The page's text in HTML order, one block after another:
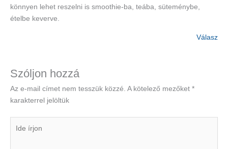
könnyen lehet reszelni is smoothie-ba, teába, süteménybe,
ételbe keverve.
Válasz
Szóljon hozzá
Az e-mail címet nem tesszük közzé. A kötelező mezőket *
karakterrel jelöltük